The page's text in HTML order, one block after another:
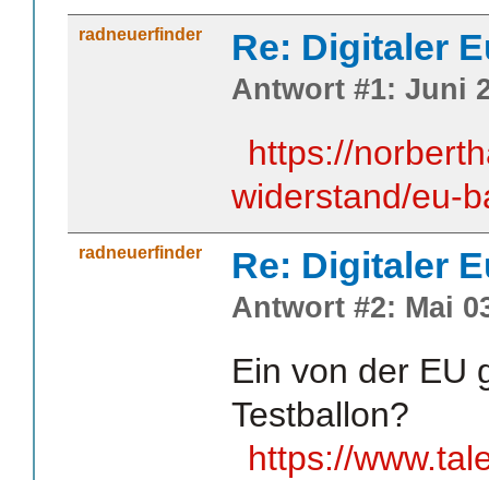
radneuerfinder Re: Digitaler
Antwort #1: Juni
https://
widerstand/eu-
radneuerfinder Re: Digitaler
Antwort #2: Mai
Ein von der EU
Testballon?
https://